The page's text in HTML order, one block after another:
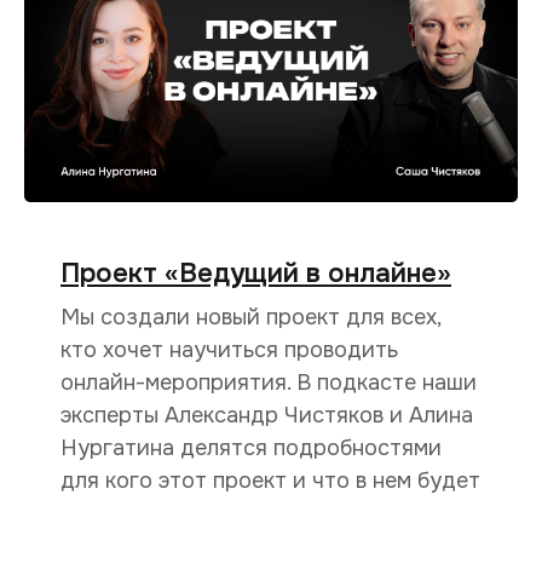
Проект «Ведущий в онлайне»
Мы создали новый проект для всех,
кто хочет научиться проводить
онлайн-мероприятия. В подкасте наши
эксперты Александр Чистяков и Алина
Нургатина делятся подробностями
для кого этот проект и что в нем будет